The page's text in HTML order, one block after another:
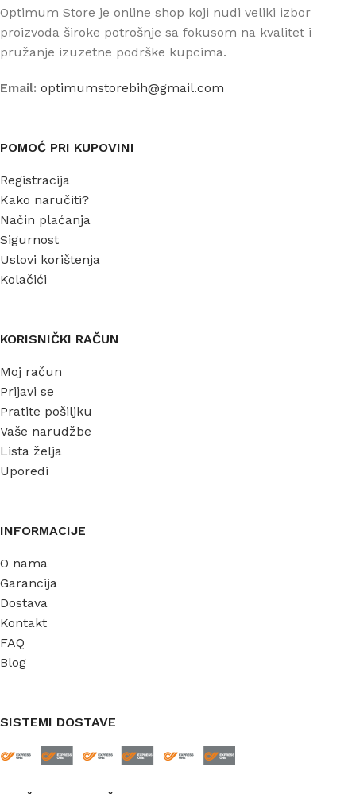
Optimum Store je online shop koji nudi veliki izbor
proizvoda široke potrošnje sa fokusom na kvalitet i
pružanje izuzetne podrške kupcima.
Email: optimumstorebih@gmail.com
POMOĆ PRI KUPOVINI
Registracija
Kako naručiti?
Način plaćanja
Sigurnost
Uslovi korištenja
Kolačići
KORISNIČKI RAČUN
Moj račun
Prijavi se
Pratite pošiljku
Vaše narudžbe
Lista želja
Uporedi
INFORMACIJE
O nama
Garancija
Dostava
Kontakt
FAQ
Blog
SISTEMI DOSTAVE